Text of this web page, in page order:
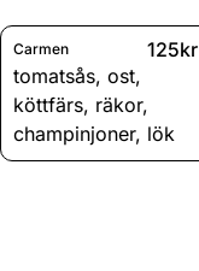
Carmen
125kr
tomatsås, ost,
köttfärs, räkor,
champinjoner, lök